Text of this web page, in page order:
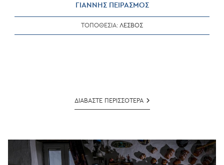
ΓΙΑΝΝΗΣ ΠΕΙΡΑΣΜΟΣ
ΤΟΠΟΘΕΣΙΑ: ΛΕΣΒΟΣ
ΔΙΑΒΑΣΤΕ ΠΕΡΙΣΣΟΤΕΡΑΓΙΑΝΝΗΣ
ΠΕΙΡΑΣΜΟΣ